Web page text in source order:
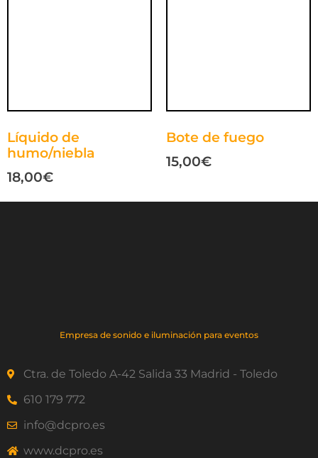
Líquido de
humo/niebla
18,00€
Bote de fuego
15,00€
Empresa de sonido e iluminación para eventos
Ctra. de Toledo A-42 Salida 33 Madrid - Toledo
610 179 772
info@dcpro.es
www.dcpro.es